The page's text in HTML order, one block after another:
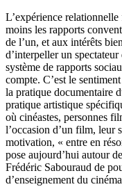
L’expérience
moins les rapports
de l’un, et aux intérêts
d’interpeller un
système de rapports
compte. C’est le
la pratique documentaire
pratique artistique
où cinéastes, personnes
l’occasion d’un film, leur
motivation, « entre en
pose aujourd’hui autour
Frédéric Sabouraud de
d’enseignement du